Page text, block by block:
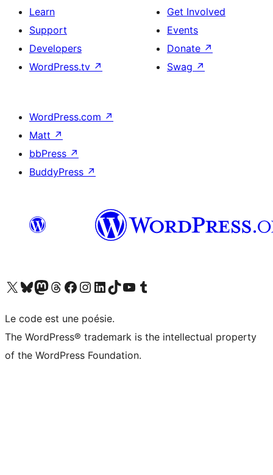
Learn
Support
Developers
WordPress.tv ↗
Get Involved
Events
Donate ↗
Swag ↗
WordPress.com ↗
Matt ↗
bbPress ↗
BuddyPress ↗
Visit our X (formerly Twitter) account
Visit our Bluesky account
Visit our Mastodon account
Visit our Threads account
Visit our Facebook page
Visit our Instagram account
Visit our LinkedIn account
Visit our TikTok account
Visit our YouTube channel
Visit our Tumblr account
Le code est une poésie.
The WordPress® trademark is the intellectual property
of the WordPress Foundation.